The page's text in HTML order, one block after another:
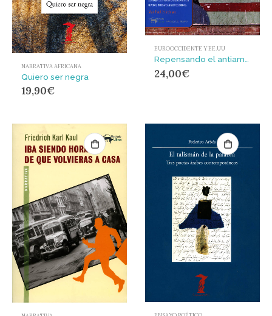
NARRATIVA AFRICANA
Quiero ser negra
19,90€
EUROOCCIDENTE Y EE.UU
Repensando el antiamericanismo : La historia de un concepto excepcional en las relaciones internacionales estadounidenses
24,00€